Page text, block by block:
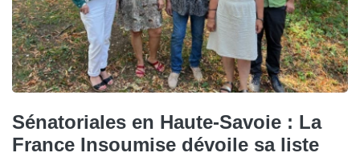
Sénatoriales en Haute-Savoie : La
France Insoumise dévoile sa liste